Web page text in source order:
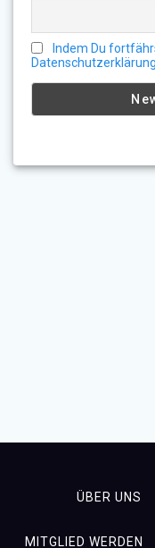
Indem Du
ÜBER UNS
MITGLIED WERDEN